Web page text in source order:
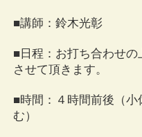
■講師：鈴木光彰
■日程：お打ち合わせの
させて頂きます。
■時間：４時間前後（小
む）